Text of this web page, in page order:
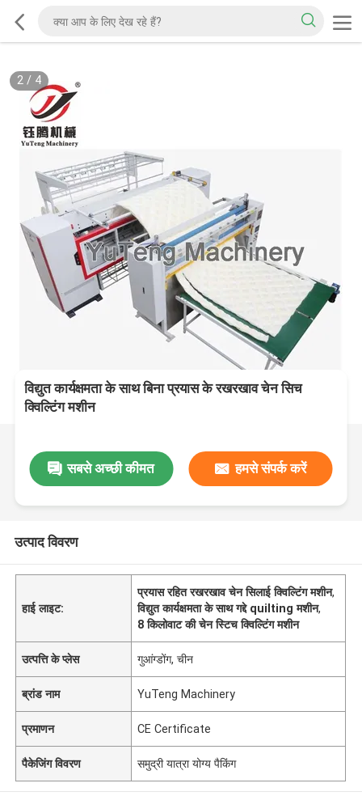
2/ 4
विद्युत कार्यक्षमता के साथ बिना प्रयास के रखरखाव चेन सिच
क्विल्टिंग मशीन
सबसे अच्छी कीमत हमसे संपर्क करें
उत्पाद विवरण
हाई लाइट:
प्रयास रहित रखरखाव चेन सिलाई क्विल्टिंग मशीन,
विद्युत कार्यक्षमता के साथ गद्दे quilting मशीन,
8 किलोवाट की चेन स्टिच क्विल्टिंग मशीन
उत्पत्ति के प्लेस गुआंग्डोंग, चीन
ब्रांड नाम YuTeng Machinery
प्रमाणन CE Certificate
पैकेजिंग विवरण समुद्री यात्रा योग्य पैकिंग